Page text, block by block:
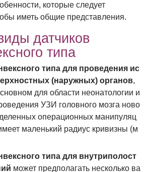
которые следует
иметь общие представления.
датчиков
типа
типа для проведения ис
(наружных) органов,
для области неонатологии и
УЗИ головного мозга ново
операционных манипуляц
маленький радиус кривизны (м
типа для внутриполост
может предполагать несколько ва